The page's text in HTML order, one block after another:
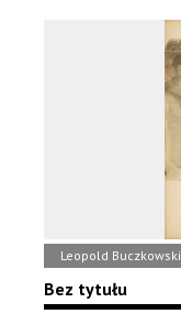
Leopold Buczkowski
Bez tytułu